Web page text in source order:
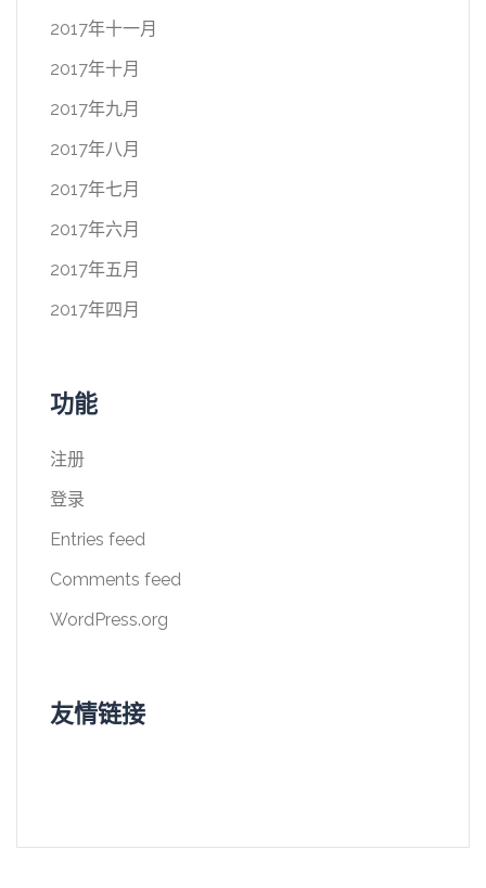
2017年十一月
2017年十月
2017年九月
2017年八月
2017年七月
2017年六月
2017年五月
2017年四月
功能
注册
登录
Entries feed
Comments feed
WordPress.org
友情链接